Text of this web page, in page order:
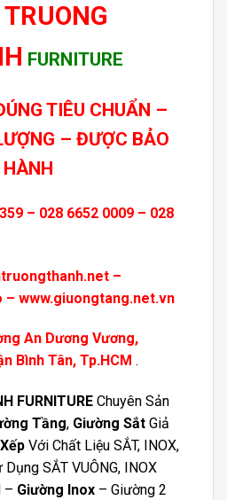
FURNITURE
TIÊU CHUẨN –
– ĐƯỢC BẢO
HÀNH
– 028 6652 0009 – 028
–
www.giuongtang.net.vn
An Dương Vương,
Bình Tân, Tp.HCM .
FURNITURE Chuyên Sản
Tầng, Giường Sắt Giả
Với Chất Liệu SẮT, INOX,
Dụng SẮT VUÔNG, INOX
– Giường Inox – Giường 2